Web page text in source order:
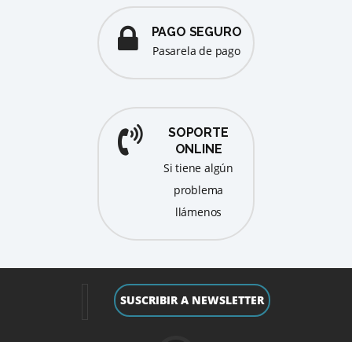
PAGO SEGURO
pasarela de pago
SOPORTE
ONLINE
Si tiene algún
problema
llámenos